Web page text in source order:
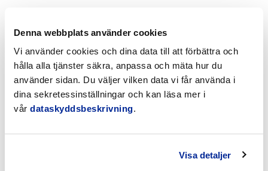
Denna webbplats använder cookies
Vi använder cookies och dina data till att förbättra och
hålla alla tjänster säkra, anpassa och mäta hur du
använder sidan. Du väljer vilken data vi får använda i
dina sekretessinställningar och kan läsa mer i
vår dataskyddsbeskrivning.
Visa detaljer
Se även dessa